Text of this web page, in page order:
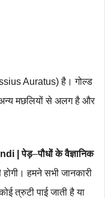
Auratus) है। गोल्ड
मछलियों से अलग है और
| पेड़–पौधों के वैज्ञानिक
हमने सभी जानकारी
त्रुटी पाई जाती है या